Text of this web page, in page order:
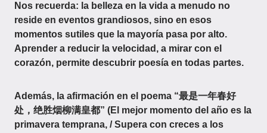
Nos recuerda: la belleza en la vida a menudo no
reside en eventos grandiosos, sino en esos
momentos sutiles que la mayoría pasa por alto.
Aprender a reducir la velocidad, a mirar con el
corazón, permite descubrir poesía en todas partes.
Además, la afirmación en el poema “最是一年春好
处，绝胜烟柳满皇都” (El mejor momento del año es la
primavera temprana, / Supera con creces a los